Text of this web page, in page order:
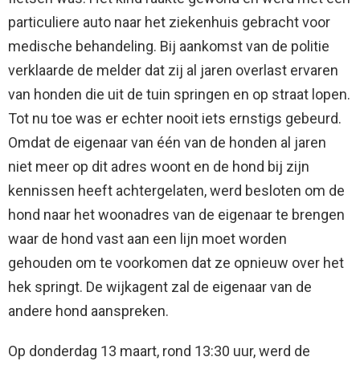
particuliere auto naar het ziekenhuis gebracht voor
medische behandeling. Bij aankomst van de politie
verklaarde de melder dat zij al jaren overlast ervaren
van honden die uit de tuin springen en op straat lopen.
Tot nu toe was er echter nooit iets ernstigs gebeurd.
Omdat de eigenaar van één van de honden al jaren
niet meer op dit adres woont en de hond bij zijn
kennissen heeft achtergelaten, werd besloten om de
hond naar het woonadres van de eigenaar te brengen
waar de hond vast aan een lijn moet worden
gehouden om te voorkomen dat ze opnieuw over het
hek springt. De wijkagent zal de eigenaar van de
andere hond aanspreken.
Op donderdag 13 maart, rond 13:30 uur, werd de